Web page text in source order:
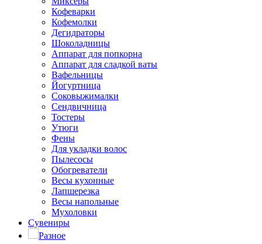
Кофеварки
Кофемолки
Дегидраторы
Шоколадницы
Аппарат для попкорна
Аппарат для сладкой ваты
Вафельницы
Йогуртница
Соковыжималки
Сендвичница
Тостеры
Утюги
Фены
Для укладки волос
Пылесосы
Обогреватели
Весы кухонные
Лапшерезка
Весы напольные
Мухоловки
Сувениры
Разное